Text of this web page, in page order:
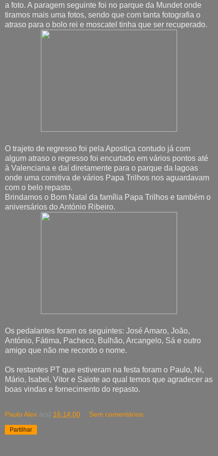
a foto. A paragem seguinte foi no parque da Mundet onde
tiramos mais uma fotos, sendo que com tanta fotografia o
atraso para o bolo rei e moscatel tinha que ser recuperado.
O trajeto de regresso foi pela Apostiça contudo já com
algum atraso o regresso foi encurtado em vários pontos até
à Valenciana e daí diretamente para o parque da lagoas
onde uma comitiva de vários Papa Trilhos nos aguardavam
com o belo repasto.
Brindamos o Bom Natal da família Papa Trilhos e também o
aniversários do António Ribeiro.
Os pedalantes foram os seguintes: José Amaro, João,
António, Fátima, Pacheco, Bulhão, Arcangelo, Sá e outro
amigo que não me recordo o nome.
Os restantes PT que estiveram na festa foram o Paulo, Ni,
Mário, Isabel, Vitor e Saiote ao qual temos que agradecer as
boas vindas e fornecimento do repasto.
Paulo Alex à(s) 16:14:00 Sem comentários:
Partilhar